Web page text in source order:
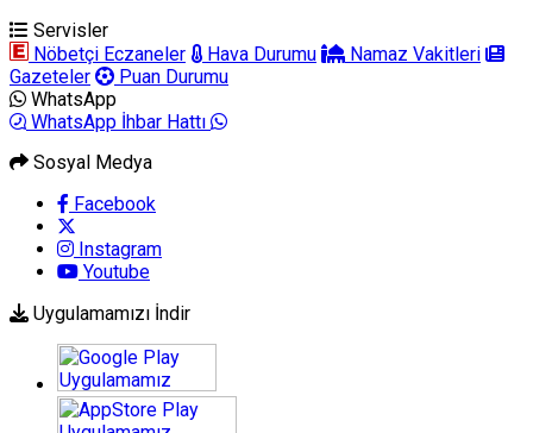
Servisler
Nöbetçi Eczaneler
Hava Durumu
Namaz Vakitleri
Gazeteler
Puan Durumu
WhatsApp
WhatsApp İhbar Hattı
Sosyal Medya
Facebook
Instagram
Youtube
Uygulamamızı İndir